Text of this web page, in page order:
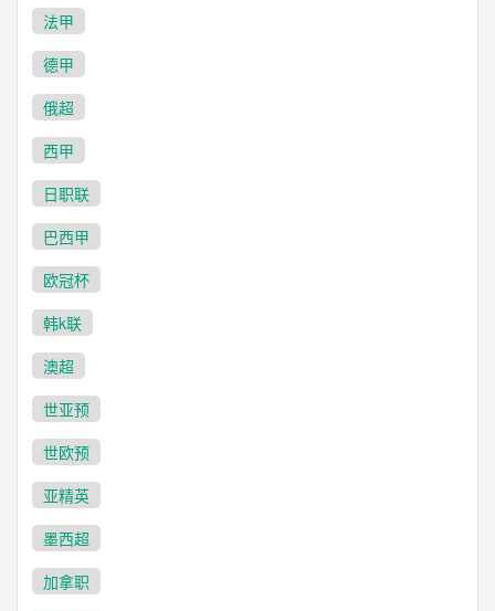
法甲
德甲
俄超
西甲
日职联
巴西甲
欧冠杯
韩k联
澳超
世亚预
世欧预
亚精英
墨西超
加拿职